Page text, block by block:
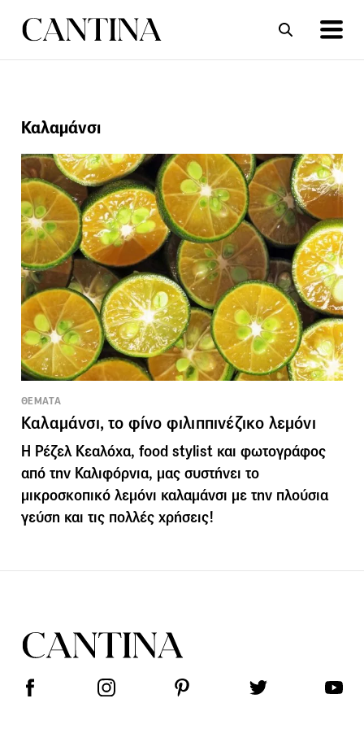
Καλαμάνσι
ΘΕΜΑΤΑ
Καλαμάνσι, το φίνο φιλιππινέζικο λεμόνι
Η Ρέζελ Κεαλόχα, food stylist και φωτογράφος
από την Καλιφόρνια, μας συστήνει το
μικροσκοπικό λεμόνι καλαμάνσι με την πλούσια
γεύση και τις πολλές χρήσεις!